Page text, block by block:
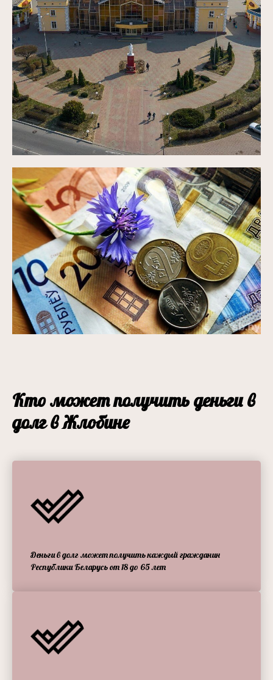
Кто может получить деньги в
долг в Жлобине
Деньги в долг может получить каждый гражданин
Республики Беларусь от 18 до 65 лет